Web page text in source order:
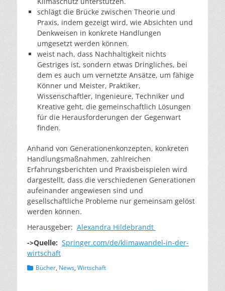
schlägt die Brücke zwischen Theorie und
Praxis, indem gezeigt wird, wie Absichten und
Denkweisen in konkrete Handlungen
umgesetzt werden können.
weist nach, dass Nachhaltigkeit nichts
Gestriges ist, sondern etwas Dringliches, bei
dem es auch um vernetzte Ansätze, um fähige
Könner und Meister, Praktiker,
Wissenschaftler, Ingenieure, Techniker und
Kreative geht, die gemeinschaftlich Lösungen
für die Herausforderungen der Gegenwart
finden.
Anhand von Generationenkonzepten, konkreten
Handlungsmaßnahmen, zahlreichen
Erfahrungsberichten und Praxisbeispielen wird
dargestellt, dass die verschiedenen Generationen
aufeinander angewiesen sind und
gesellschaftliche Probleme nur gemeinsam gelöst
werden können.
Herausgeber: Alexandra Hildebrandt
->Quelle: Springer.com/de/klimawandel-in-der-
wirtschaft
Kategorien
Bücher, News, Wirtschaft